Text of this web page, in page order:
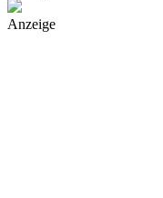
Anzeige